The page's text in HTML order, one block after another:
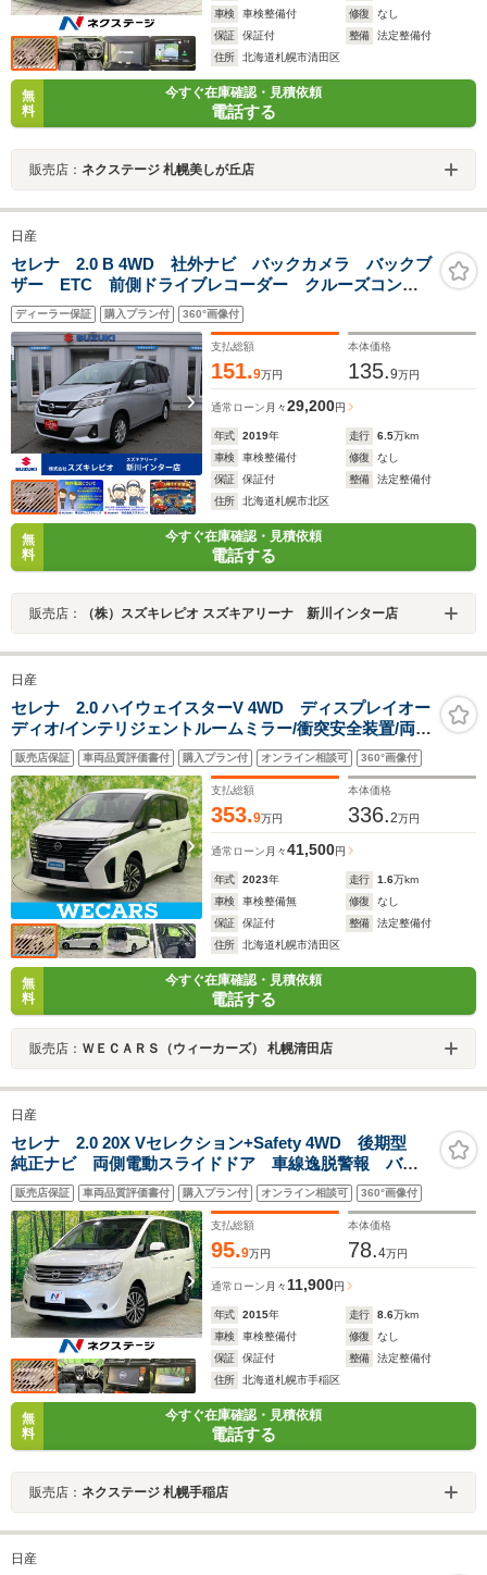
車検
車検整備付 修復
なし
保証
保証付 整備
法定整備付
住所
北海道札幌市清田区
無
料
今すぐ在庫確認・見積依頼
電話する
販売店： ネクステージ 札幌美しが丘店
日産
セレナ 2.0 B 4WD 社外ナビ バックカメラ バックブ
ザー ETC 前側ドライブレコーダー クルーズコント
ロール オートライト フォグランプ
ディーラー保証 購入プラン付 360°画像付
支払総額
151.9万円
本体価格
135.9万円
通常ローン 月々29,200円
年式 2019年 走行 6.5万km
車検
車検整備付 修復
なし
保証
保証付 整備
法定整備付
住所
北海道札幌市北区
無
料
今すぐ在庫確認・見積依頼
電話する
販売店： （株）スズキレピオ スズキアリーナ 新川インター店
日産
セレナ 2.0 ハイウェイスターV 4WD ディスプレイオー
ディオ/インテリジェントルームミラー/衝突安全装置/両側
電動スライドドア/シートヒーター/アラウンドビューモニ
ター/車線逸脱防止支援システム/プロパイロット
販売店保証 車両品質評価書付 購入プラン付 オンライン相談可 360°画像付
支払総額
353.9万円
本体価格
336.2万円
通常ローン 月々41,500円
年式 2023年 走行 1.6万km
車検
車検整備無 修復
なし
保証
保証付 整備
法定整備付
住所
北海道札幌市清田区
無
料
今すぐ在庫確認・見積依頼
電話する
販売店： ＷＥＣＡＲＳ（ウィーカーズ） 札幌清田店
日産
セレナ 2.0 20X Vセレクション+Safety 4WD 後期型
純正ナビ 両側電動スライドドア 車線逸脱警報 バッ
クカメラ セカンドシートテーブル アイドリングスト
ップ クルーズコントロール スマートキー キーレ
ス オートエアコン ETC オートライト
販売店保証 車両品質評価書付 購入プラン付 オンライン相談可 360°画像付
支払総額
95.9万円
本体価格
78.4万円
通常ローン 月々 11,900円
年式 2015年 走行 8.6万km
車検
車検整備付 修復
なし
保証
保証付 整備
法定整備付
住所
北海道札幌市手稲区
無
料
今すぐ在庫確認・見積依頼
電話する
販売店： ネクステージ 札幌手稲店
日産